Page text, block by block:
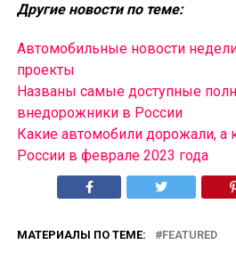
Другие новости по теме:
Автомобильные новости
проекты
Названы самые доступные
внедорожники в России
Какие автомобили дорожали, а
России в феврале 2023 года
МАТЕРИАЛЫ ПО ТЕМЕ: FEATURED